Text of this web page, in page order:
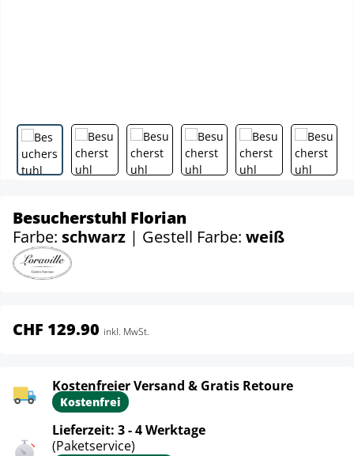
Besucherstuhl Florian
Farbe: schwarz | Gestell Farbe: weiß
CHF 129.90 inkl. MwSt.
Kostenfreier Versand & Gratis Retoure
Kostenfrei
Lieferzeit: 3 - 4 Werktage
(Paketservice)